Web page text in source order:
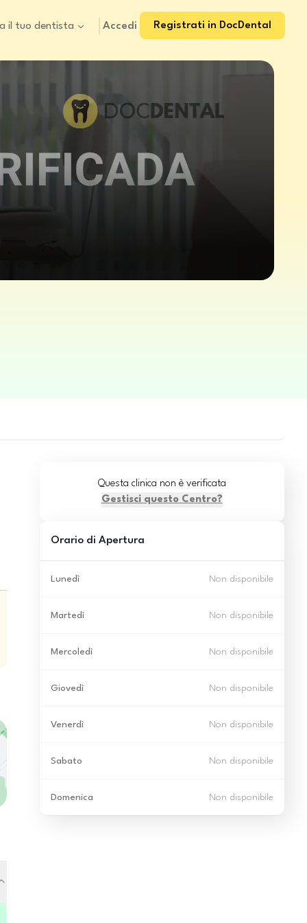
il tuo dentista Accedi Registrati in DocDental
Questa clinica non è verificata
Gestisci questo Centro?
Orario di Apertura
Lunedì Non disponibile
Martedì Non disponibile
Mercoledì Non disponibile
Giovedì Non disponibile
Venerdì Non disponibile
Sabato Non disponibile
Domenica Non disponibile